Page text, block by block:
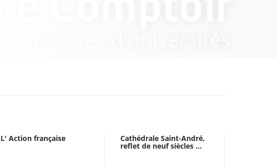
L' Action française Cathédrale Saint-André,
reflet de neuf siècles ...